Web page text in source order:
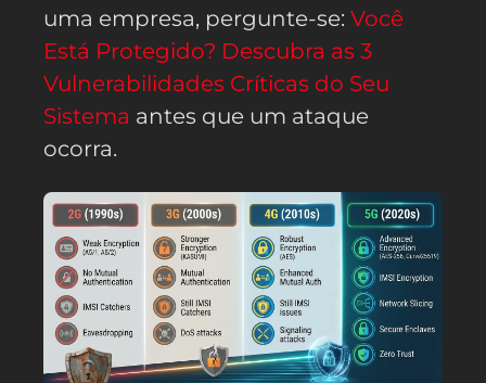
uma empresa, pergunte-se: Você
Está Protegido? Descubra as 3
Vulnerabilidades Críticas do Seu
Sistema antes que um ataque
ocorra.